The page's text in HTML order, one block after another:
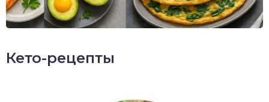
Кето-рецепты